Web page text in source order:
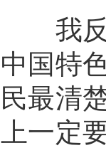
我反
中国特
民最清
上一定